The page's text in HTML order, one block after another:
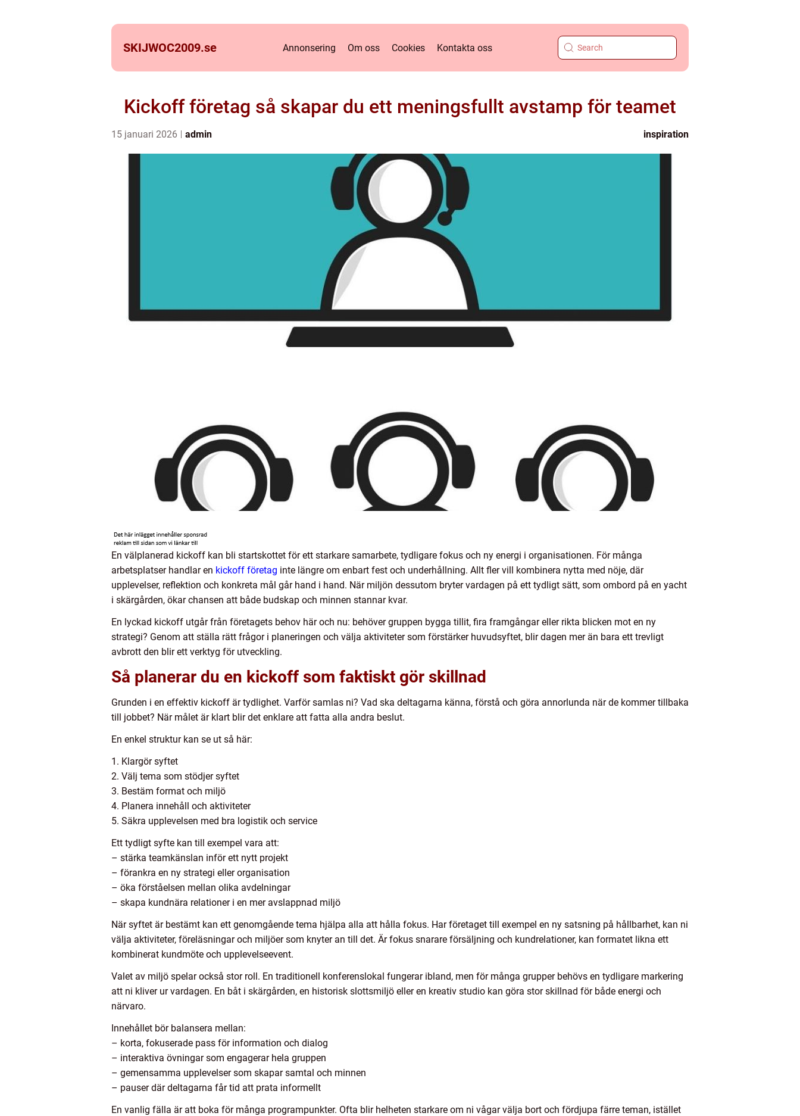
SKIJWOC2009.se Annonsering Om oss Cookies Kontakta oss
Kickoff företag så skapar du ett meningsfullt avstamp för teamet
15 januari 2026 admin inspiration
En välplanerad kickoff kan bli startskottet för ett starkare samarbete, tydligare fokus och ny energi i organisationen. För många
arbetsplatser handlar en kickoff företag inte längre om enbart fest och underhållning. Allt fler vill kombinera nytta med nöje, där
upplevelser, reflektion och konkreta mål går hand i hand. När miljön dessutom bryter vardagen på ett tydligt sätt, som ombord på en yacht
i skärgården, ökar chansen att både budskap och minnen stannar kvar.
En lyckad kickoff utgår från företagets behov här och nu: behöver gruppen bygga tillit, fira framgångar eller rikta blicken mot en ny
strategi? Genom att ställa rätt frågor i planeringen och välja aktiviteter som förstärker huvudsyftet, blir dagen mer än bara ett trevligt
avbrott den blir ett verktyg för utveckling.
Så planerar du en kickoff som faktiskt gör skillnad
Grunden i en effektiv kickoff är tydlighet. Varför samlas ni? Vad ska deltagarna känna, förstå och göra annorlunda när de kommer tillbaka
till jobbet? När målet är klart blir det enklare att fatta alla andra beslut.
En enkel struktur kan se ut så här:
1. Klargör syftet
2. Välj tema som stödjer syftet
3. Bestäm format och miljö
4. Planera innehåll och aktiviteter
5. Säkra upplevelsen med bra logistik och service
Ett tydligt syfte kan till exempel vara att:
– stärka teamkänslan inför ett nytt projekt
– förankra en ny strategi eller organisation
– öka förståelsen mellan olika avdelningar
– skapa kundnära relationer i en mer avslappnad miljö
När syftet är bestämt kan ett genomgående tema hjälpa alla att hålla fokus. Har företaget till exempel en ny satsning på hållbarhet, kan ni
välja aktiviteter, föreläsningar och miljöer som knyter an till det. Är fokus snarare försäljning och kundrelationer, kan formatet likna ett
kombinerat kundmöte och upplevelseevent.
Valet av miljö spelar också stor roll. En traditionell konferenslokal fungerar ibland, men för många grupper behövs en tydligare markering
att ni kliver ur vardagen. En båt i skärgården, en historisk slottsmiljö eller en kreativ studio kan göra stor skillnad för både energi och
närvaro.
Innehållet bör balansera mellan:
– korta, fokuserade pass för information och dialog
– interaktiva övningar som engagerar hela gruppen
– gemensamma upplevelser som skapar samtal och minnen
– pauser där deltagarna får tid att prata informellt
En vanlig fälla är att boka för många programpunkter. Ofta blir helheten starkare om ni vågar välja bort och fördjupa färre teman, istället